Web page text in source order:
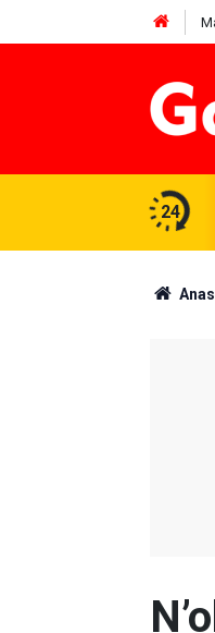
24
Çavdar başkan seçildi